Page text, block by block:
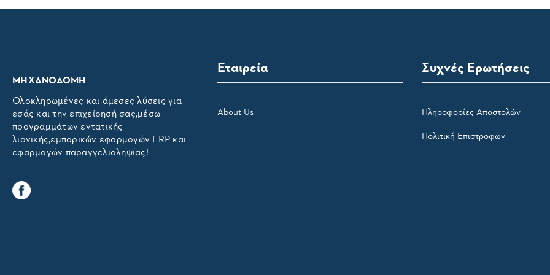
ΜΗΧΑΝΟΔΟΜΗ
Ολοκληρωμένες και άμεσες λύσεις για
εσάς και την επιχείρησή σας,μέσω
προγραμμάτων εντατικής
λιανικής,εμπορικών εφαρμογών ERP και
εφαρμογών παραγγελιοληψίας!
Εταιρεία
About Us
Συχνές Ερωτήσεις
Πληροφορίες Αποστολών
Πολιτική Επιστροφών